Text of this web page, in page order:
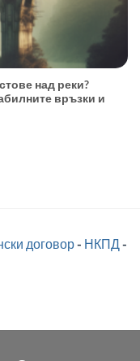
над реки?
връзки и
договор- НКПД-